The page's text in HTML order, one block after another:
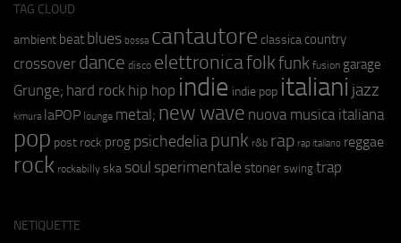
TAG CLOUD
ambient beat blues bossa cantautore classica country
crossover dance disco elettronicafolkfunk fusion garage
Grunge; hard rock hip hop indie indie pop italiani jazz
kimura laPOP lounge metal; new wave nuova musica italiana
pop post rock prog psichedeliapunk r&b rap rap italiano reggae
rock rockabilly ska soul sperimentale stoner swing trap
NETIQUETTE